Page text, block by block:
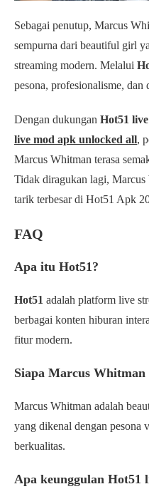
Sebagai penutup, Marcus
sempurna dari beautiful girl
streaming modern. Melalui
pesona, profesionalisme, dan
Dengan dukungan Hot51 live
live mod apk unlocked all,
Marcus Whitman terasa
Tidak diragukan lagi, Marcus
tarik terbesar di Hot51 Apk
FAQ
Apa itu Hot51?
Hot51 adalah platform live
berbagai konten hiburan
fitur modern.
Siapa Marcus Whitman
Marcus Whitman adalah
yang dikenal dengan pesona
berkualitas.
Apa keunggulan Hot51